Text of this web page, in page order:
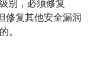
别，必须修复
修复其他安全漏洞
。